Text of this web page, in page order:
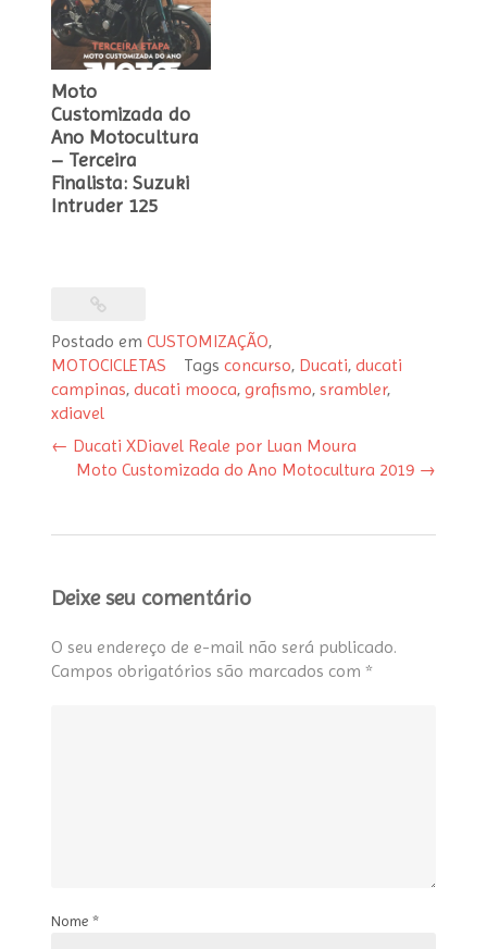
Moto
Customizada do
Ano Motocultura
– Terceira
Finalista: Suzuki
Intruder 125
Postado em CUSTOMIZAÇÃO,
MOTOCICLETAS
Tags concurso, Ducati, ducati
campinas, ducati mooca, grafismo, srambler,
xdiavel
Post
navigation
← Ducati XDiavel Reale por Luan Moura
Moto Customizada do Ano Motocultura 2019 →
Deixe seu comentário
O seu endereço de e-mail não será publicado.
Campos obrigatórios são marcados com *
Nome *